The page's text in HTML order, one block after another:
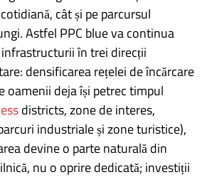
cât și pe parcursul
Astfel PPC blue va continua
în trei direcții
densificarea rețelei de încărcare
oamenii deja își petrec timpul
districts, zone de interes,
industriale și zone turistice),
devine o parte naturală din
nu o oprire dedicată; investiții